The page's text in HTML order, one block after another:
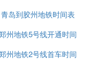
展阅读
指服务于中国辽宁
一条地铁线路于2010
时间表
青岛到胶州地铁时间表
州地铁5号线开通时间
查询
州地铁2号线首车时间